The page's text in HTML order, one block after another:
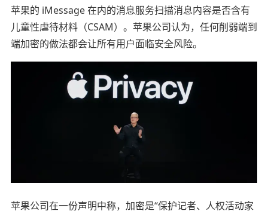
苹果的 iMessage 在内的消息服务扫描消息内容是否含有
儿童性虐待材料（CSAM）。苹果公司认为，任何削弱端到
端加密的做法都会让所有用户面临安全风险。
苹果公司在一份声明中称，加密是“保护记者、人权活动家